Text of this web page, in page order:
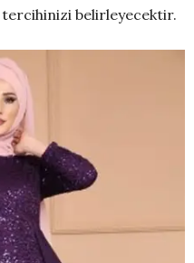
belirleyecektir.